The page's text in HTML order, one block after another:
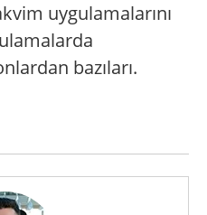
uygulamalarını
bazıları.